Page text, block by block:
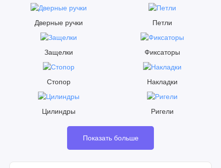
Дверные ручки Петли
Защелки Фиксаторы
Стопор Накладки
Цилиндры Ригели
Показать больше